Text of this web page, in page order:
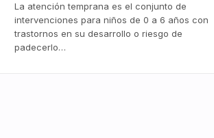
La atención temprana es el conjunto de
intervenciones para niños de 0 a 6 años con
trastornos en su desarrollo o riesgo de
padecerlo…